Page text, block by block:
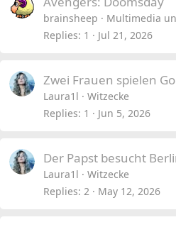
brainsheep
Multimedia
Replies 1 Jul 21, 2026
Zwei Frauen spielen
Laura1l
Witzecke
Replies 1 Jun 5, 2026
Der Papst besucht
Laura1l
Witzecke
Replies 2 May 12, 2026